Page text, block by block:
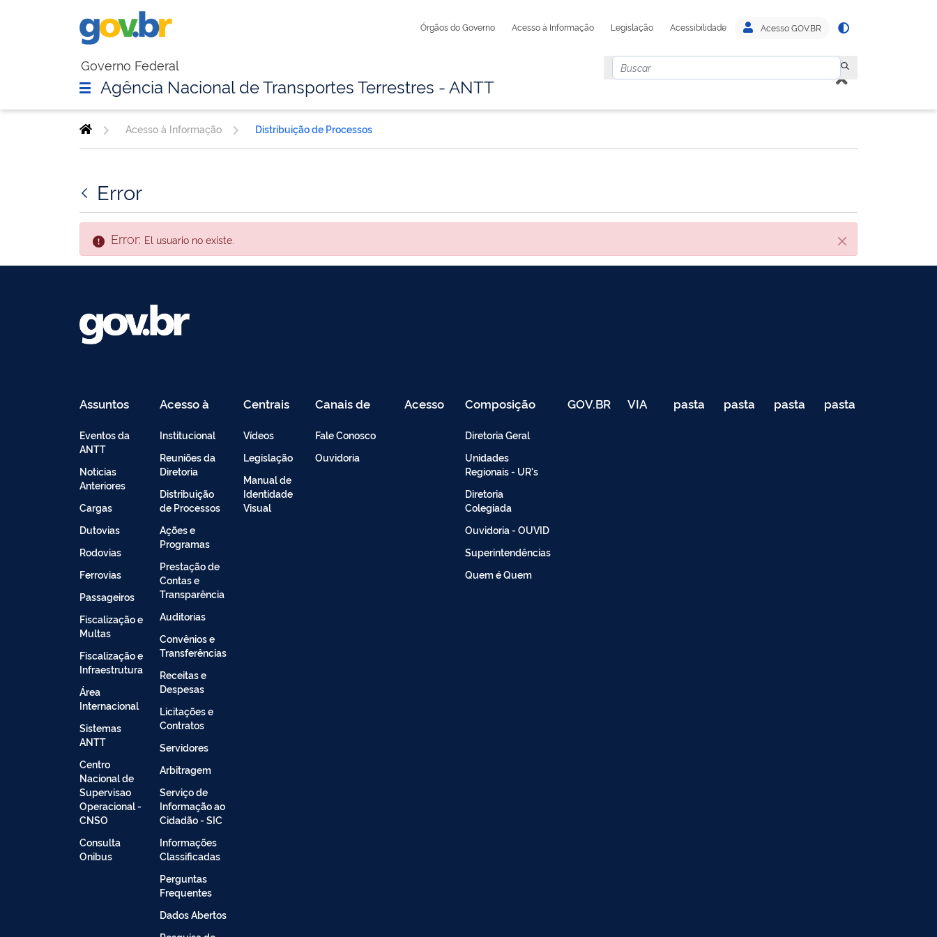
Órgãos do Governo Acesso à Informação Legislação Acessibilidade Acesso GOV.BR
Governo Federal
Agência Nacional de Transportes Terrestres - ANTT
Acesso à Informação Distribuição de Processos
Error
Cerrar
Error: El usuario no existe.
Assuntos
Eventos da
ANTT
Noticias
Anteriores
Cargas
Dutovias
Rodovias
Ferrovias
Passageiros
Fiscalização e
Multas
Fiscalização e
Infraestrutura
Área
Internacional
Sistemas
ANTT
Centro
Nacional de
Supervisao
Operacional -
CNSO
Consulta
Onibus
Acesso à
Institucional
Reuniões da
Diretoria
Distribuição
de Processos
Ações e
Programas
Prestação de
Contas e
Transparência
Auditorias
Convênios e
Transferências
Receitas e
Despesas
Licitações e
Contratos
Servidores
Arbitragem
Serviço de
Informação ao
Cidadão - SIC
Informações
Classificadas
Perguntas
Frequentes
Dados Abertos
Centrais
Vídeos
Legislação
Manual de
Identidade
Visual
Canais de
Fale Conosco
Ouvidoria
Acesso Composição
Diretoria Geral
Unidades
Regionais - UR's
Diretoria
Colegiada
Ouvidoria - OUVID
Superintendências
Quem é Quem
GOV.BR VIA pasta
de
pasta
de
pasta
de
pasta
de